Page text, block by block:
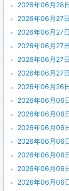
2026年06月28日_
2026年06月27日_天
2026年06月27日_
2026年06月27日_成
2026年06月27日_
2026年06月27日_
2026年06月26日_
2026年06月06日_廣
2026年06月06日_日
2026年06月06日
2026年06月06日_日
2026年06月06日_日
2026年06月06日_日
2026年06月06日_日